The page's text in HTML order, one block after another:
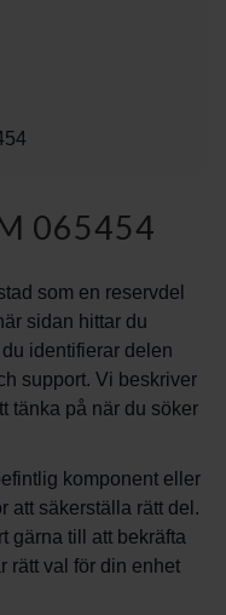
065454
som en reservdel
sidan hittar du
identifierar delen
support. Vi beskriver
tänka på när du söker
komponent eller
att säkerställa rätt del.
gärna till att bekräfta
rätt val för din enhet